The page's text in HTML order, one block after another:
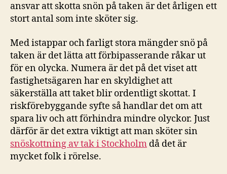
ansvar att skotta snön på taken är det årligen ett
stort antal som inte sköter sig.
Med istappar och farligt stora mängder snö på
taken är det lätta att förbipasserande råkar ut
för en olycka. Numera är det på det viset att
fastighetsägaren har en skyldighet att
säkerställa att taket blir ordentligt skottat. I
riskförebyggande syfte så handlar det om att
spara liv och att förhindra mindre olyckor. Just
därför är det extra viktigt att man sköter sin
snöskottning av tak i Stockholm då det är
mycket folk i rörelse.